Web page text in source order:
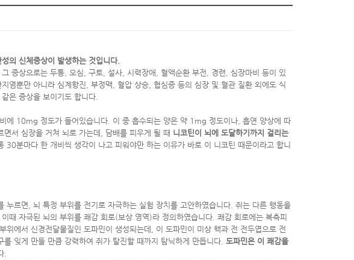
의 신체증상이 발생하는 것입니다.
증상으로는 두통, 오심, 구토, 설사, 시력장애, 혈액순환 부전, 경련, 심장마비 등이 있
염뿐만 아니라 심계항진, 부정맥, 혈압 상승, 협심증 등의 심장 및 혈관 질환 외에도 식
은 증상을 보이기도 합니다.
에 10mg 정도가 들어있습니다. 이 중 흡수되는 양은 약 1mg 정도이나, 흡연 양상에 따
서 심장을 거쳐 뇌로 가는데, 담배를 피우게 될 때 니코틴이 뇌에 도달하기까지 걸리는
30분마다 한 개비씩 생각이 나고 피워야만 하는 이유가 바로 이 니코틴 때문이라고 합니
르면, 뇌 특정 부위를 전기로 자극하는 실험 장치를 고안하였습니다. 쥐는 다른 행동을
때 자극된 뇌의 부위를 쾌감 회로(보상 영역)라 정의하였습니다. 쾌감 회로에는 복측피
위에서 신경전달물질인 도파민이 생성되는데, 이 도파민이 미상 핵과 전 전두엽으로 전
잊게 만들 만큼 강력하여 쥐가 탈진할 때까지 탐닉하게 만듭니다. 도파민은 이 쾌감을
.